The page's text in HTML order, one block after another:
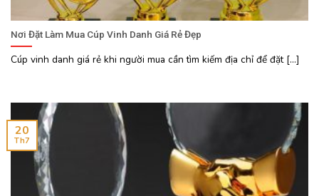
Nơi Đặt Làm Mua Cúp Vinh Danh Giá Rẻ Đẹp
Cúp vinh danh giá rẻ khi người mua cần tìm kiếm địa chỉ để đặt [...]
20
Th7